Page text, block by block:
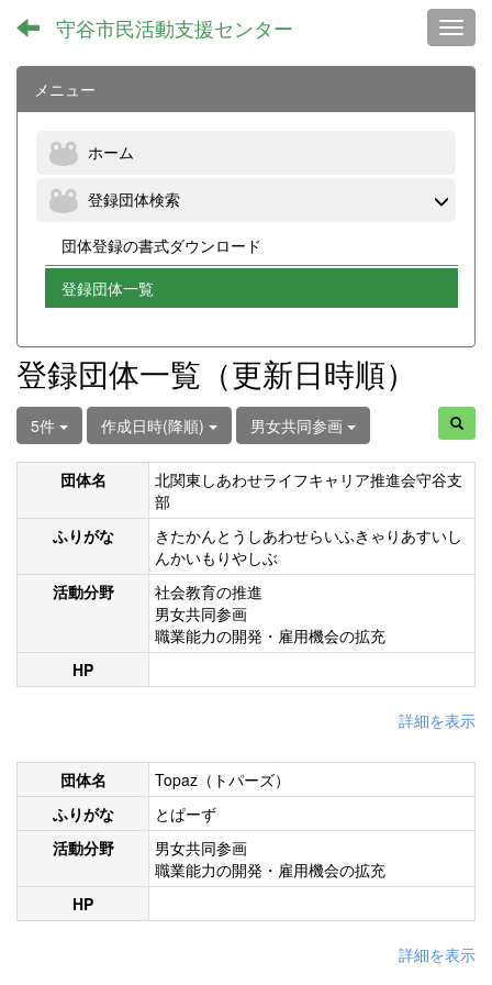
守谷市民活動支援センター
メニュー
ホーム
登録団体検索
団体登録の書式ダウンロード
登録団体一覧
登録団体一覧（更新日時順）
5件 作成日時(降順) 男女共同参画
団体名
北関東しあわせライフキャリア推進会守谷支
部
ふりがな
きたかんとうしあわせらいふきゃりあすいし
んかいもりやしぶ
活動分野
社会教育の推進
男女共同参画
職業能力の開発・雇用機会の拡充
HP
詳細を表示
団体名
Topaz（トパーズ）
ふりがな
とぱーず
活動分野
男女共同参画
職業能力の開発・雇用機会の拡充
HP
詳細を表示